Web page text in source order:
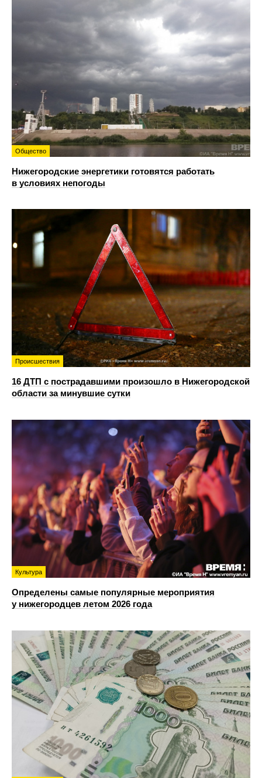
Общество
Нижегородские энергетики готовятся работать
в условиях непогоды
Происшествия
16 ДТП с пострадавшими произошло в Нижегородской
области за минувшие сутки
Культура
Определены самые популярные мероприятия
у нижегородцев летом 2026 года